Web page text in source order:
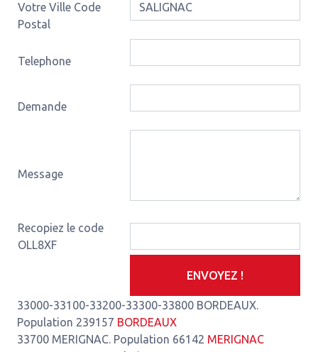
Votre Ville Code
Postal
Telephone
Demande
Message
Recopiez le code
OLL8XF
ENVOYEZ !
33000-33100-33200-33300-33800 BORDEAUX.
Population 239157 BORDEAUX
33700 MERIGNAC. Population 66142 MERIGNAC